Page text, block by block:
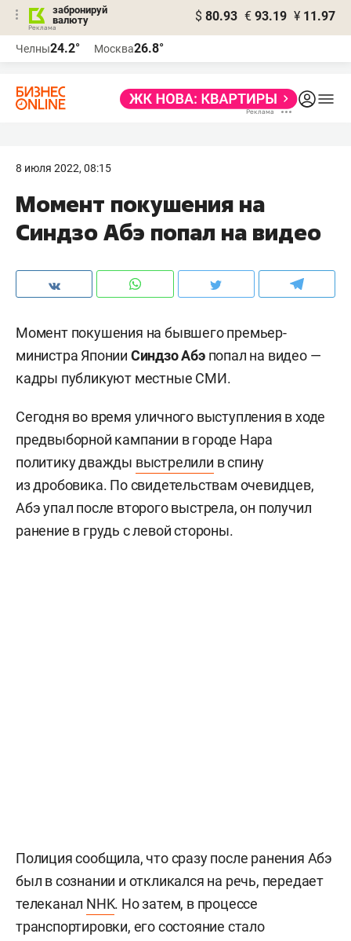
забронируй
валюту
$ 80.93 € 93.19 ¥ 11.97
Челны24.2° Москва26.8°
8 июля 2022, 08:15
Момент покушения на
Синдзо Абэ попал на видео
Момент покушения на бывшего премьер-
министра Японии Синдзо Абэпопал на видео —
кадры публикуют местные СМИ.
Сегодня во время уличного выступления в ходе
предвыборной кампании в городе Нара
политику дважды выстрелили в спину
из дробовика. По свидетельствам очевидцев,
Абэ упал после второго выстрела, он получил
ранение в грудь с левой стороны.
Полиция сообщила, что сразу после ранения Абэ
был в сознании и откликался на речь, передает
телеканал NHK. Но затем, в процессе
транспортировки, его состояние стало